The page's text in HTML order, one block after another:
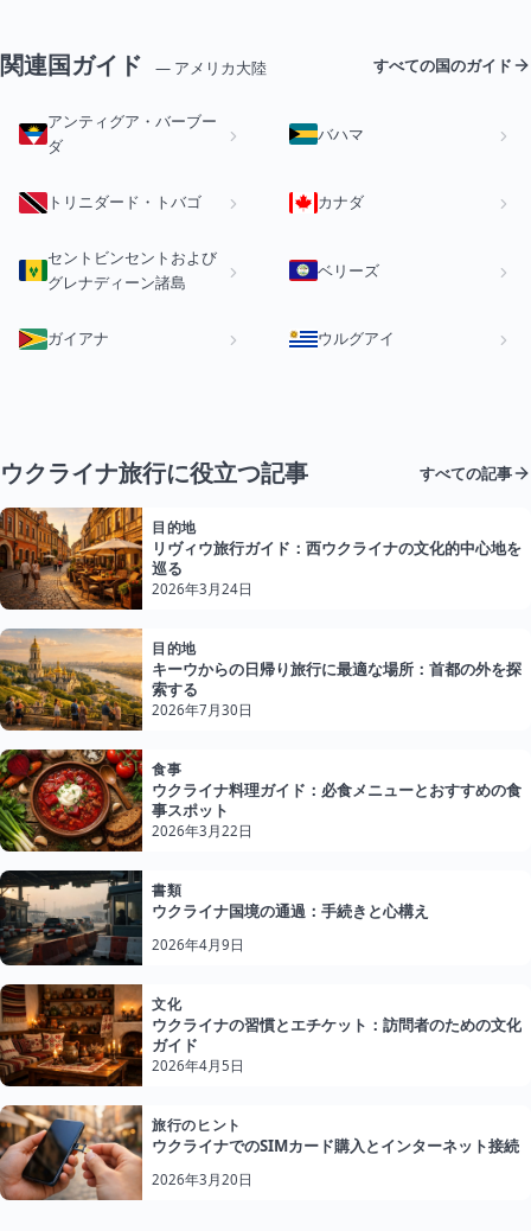
関連国ガイド — アメリカ大陸 すべての国のガイド
アンティグア・バーブー
ダ
バハマ
トリニダード・トバゴ カナダ
セントビンセントおよび
グレナディーン諸島
ベリーズ
ガイアナ ウルグアイ
ウクライナ旅行に役立つ記事 すべての記事
目的地
リヴィウ旅行ガイド：西ウクライナの文化的中心地を
巡る
2026年3月24日
目的地
キーウからの日帰り旅行に最適な場所：首都の外を探
索する
2026年7月30日
食事
ウクライナ料理ガイド：必食メニューとおすすめの食
事スポット
2026年3月22日
書類
ウクライナ国境の通過：手続きと心構え
2026年4月9日
文化
ウクライナの習慣とエチケット：訪問者のための文化
ガイド
2026年4月5日
旅行のヒント
ウクライナでのSIMカード購入とインターネット接続
2026年3月20日